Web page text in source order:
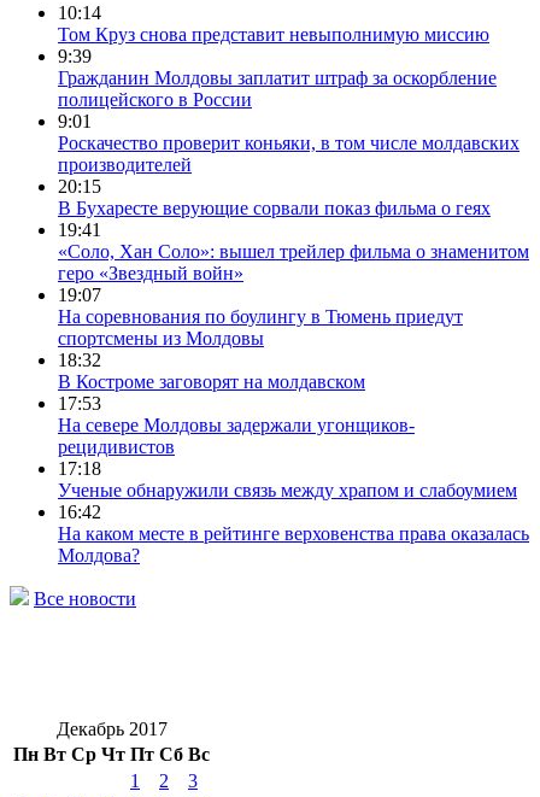
10:14
Том Круз снова представит невыполнимую миссию
9:39
Гражданин Молдовы заплатит штраф за оскорбление
полицейского в России
9:01
Роскачество проверит коньяки, в том числе молдавских
производителей
20:15
В Бухаресте верующие сорвали показ фильма о геях
19:41
«Соло, Хан Соло»: вышел трейлер фильма о знаменитом
геро «Звездный войн»
19:07
На соревнования по боулингу в Тюмень приедут
спортсмены из Молдовы
18:32
В Костроме заговорят на молдавском
17:53
На севере Молдовы задержали угонщиков-
рецидивистов
17:18
Ученые обнаружили связь между храпом и слабоумием
16:42
На каком месте в рейтинге верховенства права оказалась
Молдова?
Все новости
Декабрь 2017
Пн Вт Ср Чт Пт Сб Вс
1 2
3